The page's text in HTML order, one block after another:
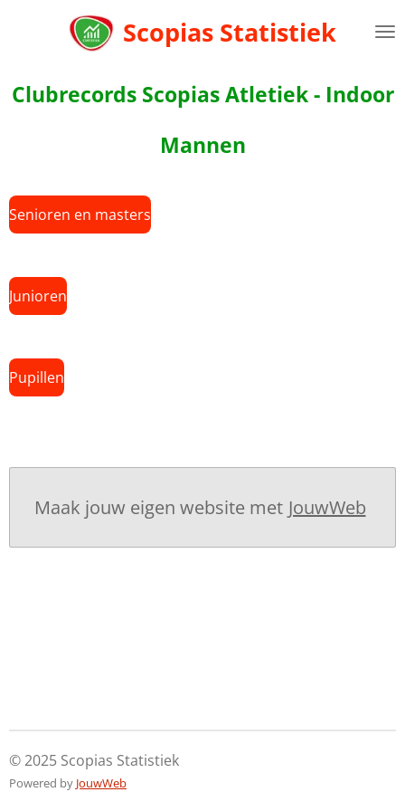
de
hoofdinhoud
Scopias Statistiek
Clubrecords Scopias Atletiek - Indoor
Mannen
Senioren en masters
Junioren
Pupillen
Maak jouw eigen website met JouwWeb
© 2025 Scopias Statistiek
Powered by JouwWeb